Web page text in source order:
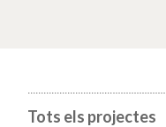
Tots els projectes